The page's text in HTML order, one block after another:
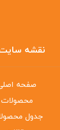
نقشه
صفحه
محصولات
جدول